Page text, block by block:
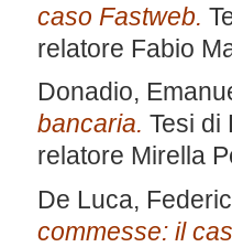
caso Fastweb.
relatore Fabio
Donadio,
bancaria. Tesi
relatore Mirella
De Luca,
commesse: il